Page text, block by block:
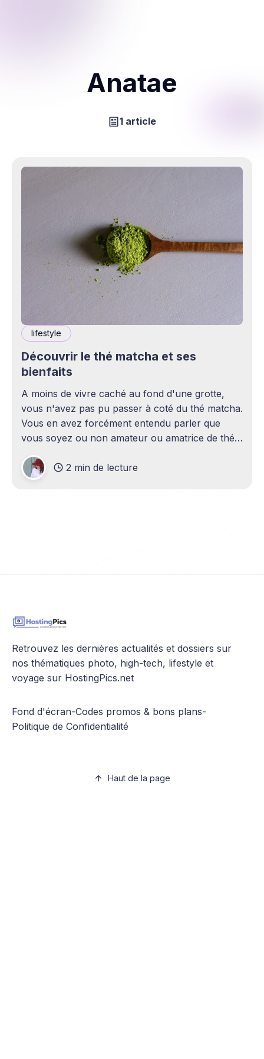
Anatae
1 article
lifestyle
Découvrir le thé matcha et ses
bienfaits
A moins de vivre caché au fond d'une grotte,
vous n'avez pas pu passer à coté du thé matcha.
Vous en avez forcément entendu parler que
vous soyez ou non amateur ou amatrice de thé.
les
2 min de lecture
Retrouvez les dernières actualités et dossiers sur
nos thématiques photo, high-tech, lifestyle et
voyage sur HostingPics.net
Fond d'écran-Codes promos & bons plans-
Politique de Confidentialité
Haut de la page